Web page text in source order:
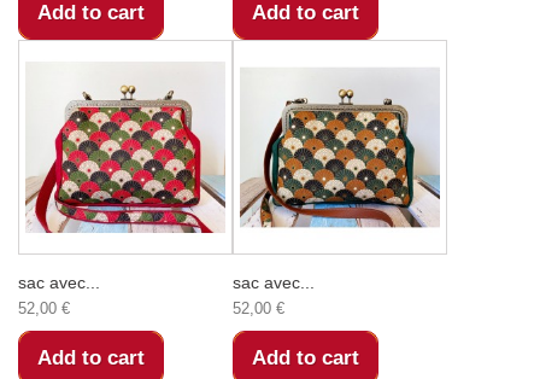
Add to cart Add to cart
sac avec...
52,00 €
Add to cart
sac avec...
52,00 €
Add to cart